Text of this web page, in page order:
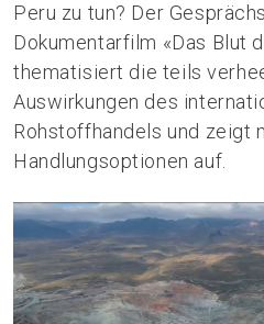
Peru zu tun? Der
Dokumentarfilm «Das Blut
thematisiert die teils
Auswirkungen des
Rohstoffhandels und zeigt
Handlungsoptionen auf.